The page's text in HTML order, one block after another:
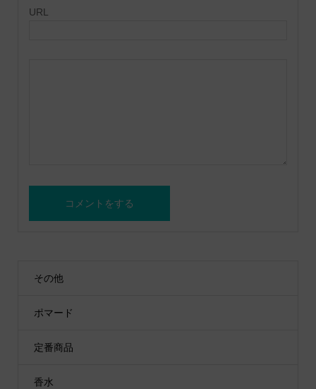
URL
その他
ポマード
定番商品
香水